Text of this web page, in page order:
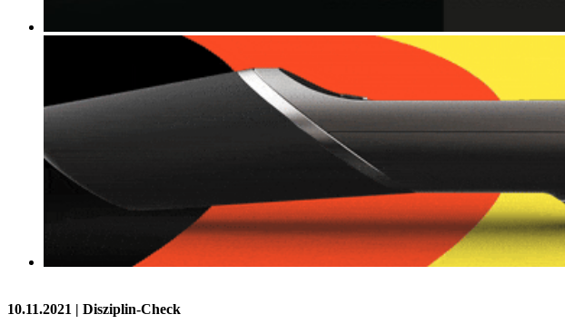
10.11.2021 | Disziplin-Check